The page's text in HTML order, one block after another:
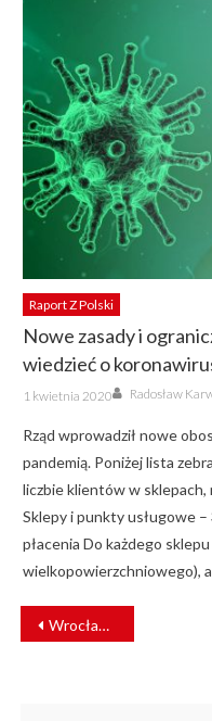
Raport Z Polski
Nowe zasady i
wiedzieć o
Posted
on
1 kwietnia 2020 Author
Radosław
Rząd wprowadził nowe
pandemią. Poniżej lista
liczbie klientów w sklepach,
Sklepy i punkty usługowe
płacenia Do każdego
wielkopowierzchniowego),
NAWIGACJA
WPISU
Wrocław wprowadzi nowy cennik biletów miejskich